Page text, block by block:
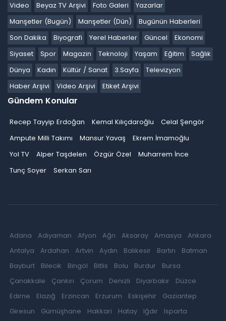
Video Beyaz TV Arşivi Foto Galeri
Yazarlar
Manşetler (Bugün)
Manşetler (Dün)
Bugünün Haberleri
Son Dakika
Biyografi Yerel Haberler Güncel
Ekonomi
Siyaset
Spor Magazin Teknoloji Yaşam Eğitim
Sağlık
Dünya
Kadın Kültür / Sanat 3.Sayfa
Televizyon
Haber Arşivi
Video Arşivi Etiket Arşivi
Gündem Konular
Recep Tayyip Erdoğan Kemal Kılıçdaroğlu
Celal Şengör
Ampute Milli Takımı
Mansur Yavaş
Ekrem İmamoğlu
Yol TV
Alper Taşdelen Özgür Özel
Muharrem İnce
Tunç Soyer
Serkan Sarı
Adana Adıyaman Afyon Ağrı Aksaray Amasya
Ankara
Antalya
Ardahan Artvin Aydın Balıkesir Bartın
Batman
Bayburt
Bilecik Bingöl Bitlis Bolu Burdur
Bursa
Çanakkale
Çankırı Çorum Denizli Diyarbakır
Düzce
Edirne
Elazığ Erzincan Erzurum Eskişehir
Gaziantep
Giresun
Gümüşhane Hakkari Hatay Iğdır
Isparta